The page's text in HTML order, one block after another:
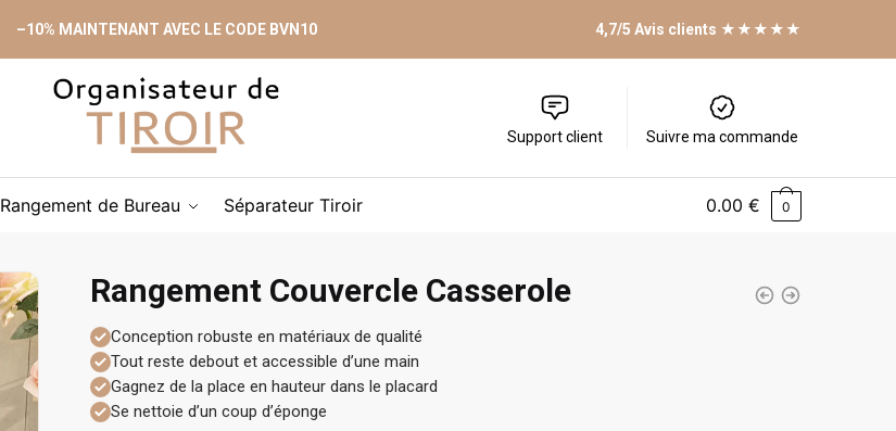
–10% MAINTENANT AVEC LE CODE BVN10 4,7/5 Avis clients ★★★★★
Support client Suivre ma commande
Rangement de Bureau Séparateur Tiroir 0.00 € 0
Rangement Couvercle Casserole
Conception robuste en matériaux de qualité
Tout reste debout et accessible d’une main
Gagnez de la place en hauteur dans le placard
Se nettoie d’un coup d’éponge